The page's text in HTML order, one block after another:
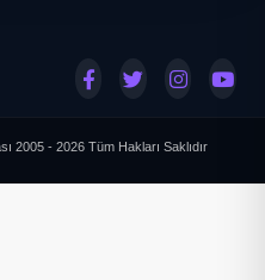
2005 - 2026 Tüm Hakları Saklıdır